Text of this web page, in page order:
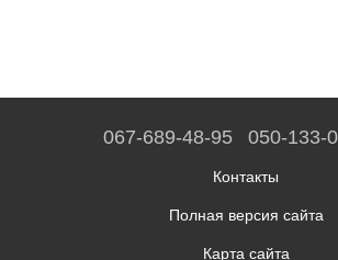
067-689-48-95 050-133-
Контакты
Полная версия сайта
Карта сайта